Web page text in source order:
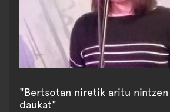
"Bertsotan niretik aritu nintzen
daukat"